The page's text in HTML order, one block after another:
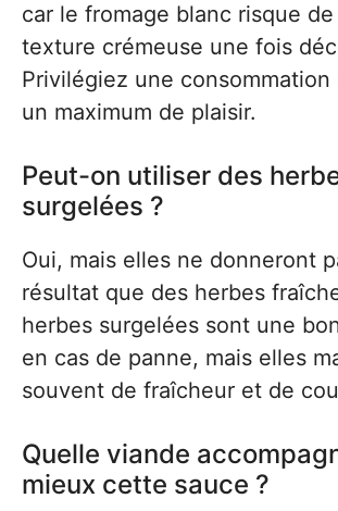
car le fromage blanc risque
texture crémeuse une fois
Privilégiez une consommation
un maximum de plaisir.
Peut-on utiliser des
surgelées ?
Oui, mais elles ne donneront
résultat que des herbes
herbes surgelées sont une
en cas de panne, mais elles
souvent de fraîcheur et de
Quelle viande
mieux cette sauce ?